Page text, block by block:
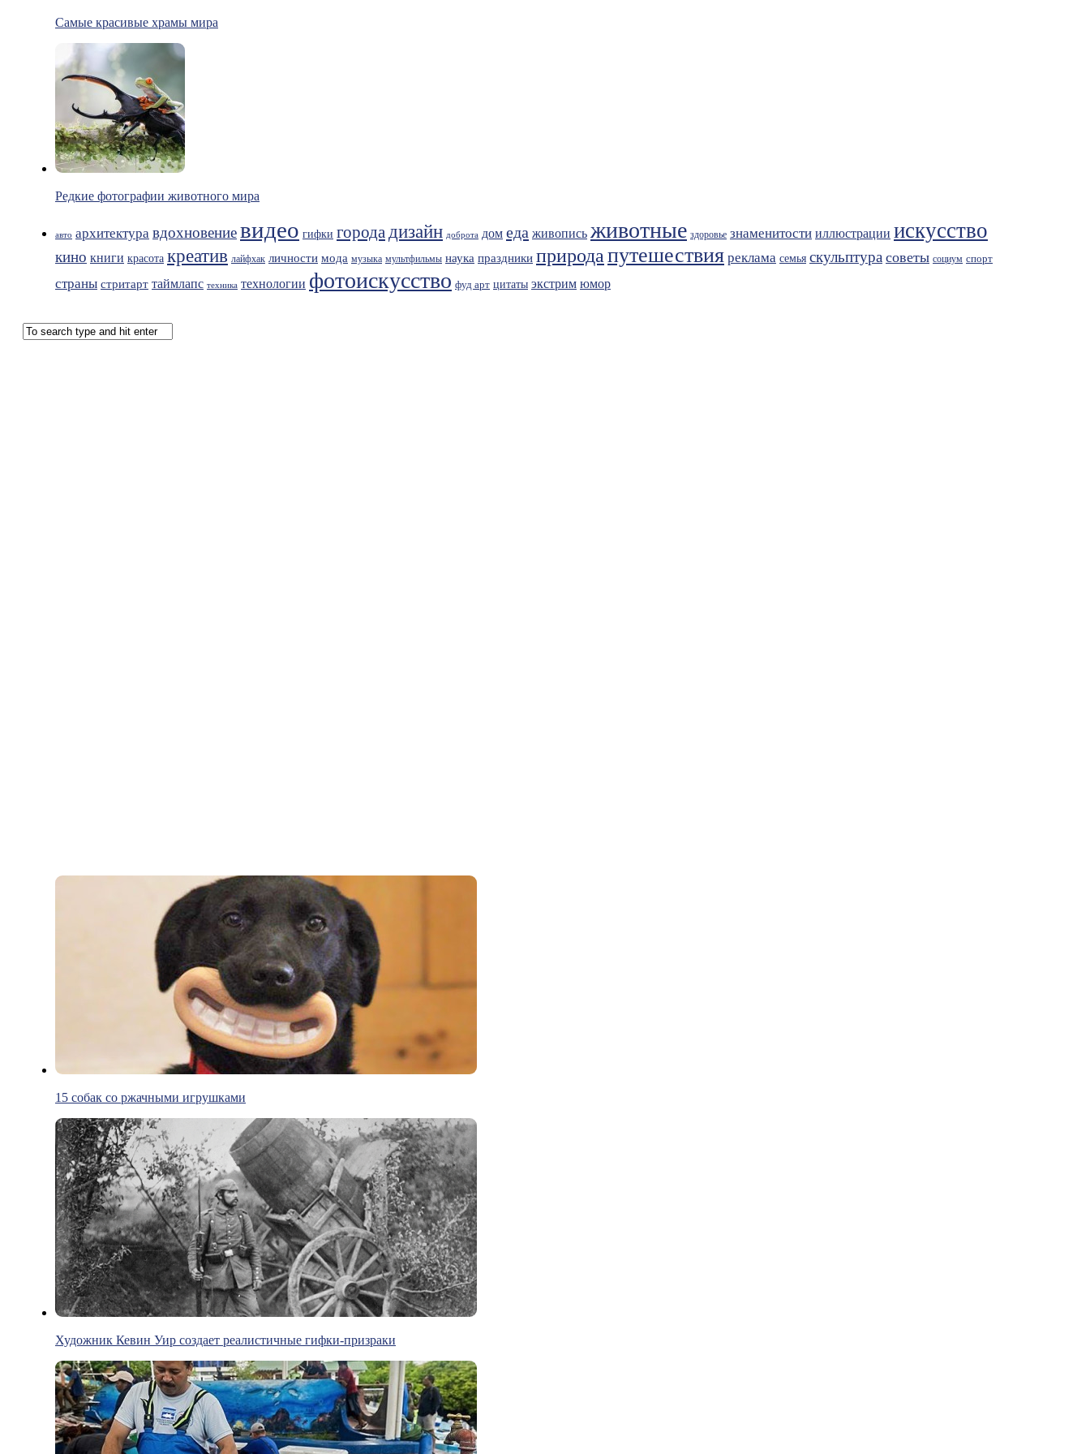
Самые красивые храмы мира
Редкие фотографии животного мира
авто архитектура вдохновениевидео гифки городадизайн доброта дом еда живопись животные здоровье знаменитости иллюстрации искусство
кино книги красота креатив лайфхак личности мода музыка мультфильмы наука праздники природапутешествия реклама семья скульптура советы социум спорт
страны стритарт таймлапс техника технологии фотоискусство фуд арт цитаты экстрим юмор
15 собак со ржачными игрушками
Художник Кевин Уир создает реалистичные гифки-призраки